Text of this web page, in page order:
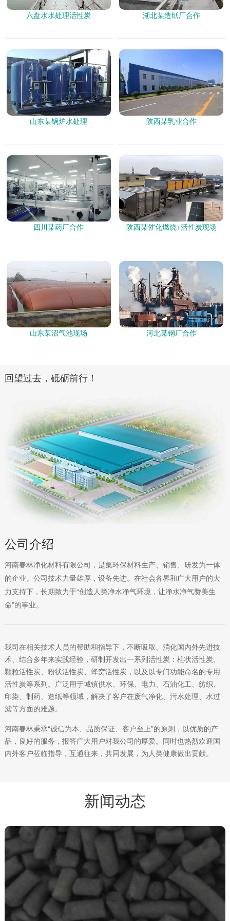
六盘水水处理活性炭 湖北某造纸厂合作
山东某锅炉水处理 陕西某乳业合作
四川某药厂合作 陕西某催化燃烧+活性炭现场
山东某沼气池现场 河北某钢厂合作
回望过去，砥砺前行！
公司介绍
河南春林净化材料有限公司，是集环保材料生产、销售、研发为一体
的企业。公司技术力量雄厚，设备先进。在社会各界和广大用户的大
力支持下，长期致力于“创造人类净水净气环境，让净水净气赞美生
命”的事业。
我司在相关技术人员的帮助和指导下，不断吸取、消化国内外先进技
术、结合多年来实践经验，研制开发出一系列活性炭：柱状活性炭、
颗粒活性炭、粉状活性炭、蜂窝活性炭，以及以专门功能命名的专用
活性炭等系列。广泛用于城镇供水、环保、电力、石油化工、纺织、
印染、制药、造纸等领域，解决了客户在废气净化、污水处理、水过
滤等方面的难题。
河南春林秉承“诚信为本、品质保证、客户至上”的原则，以优质的产
品，良好的服务，报答广大用户对我公司的厚爱。同时也热烈欢迎国
内外客户莅临指导，互通往来，共同发展，为人类健康做出贡献。
新闻动态